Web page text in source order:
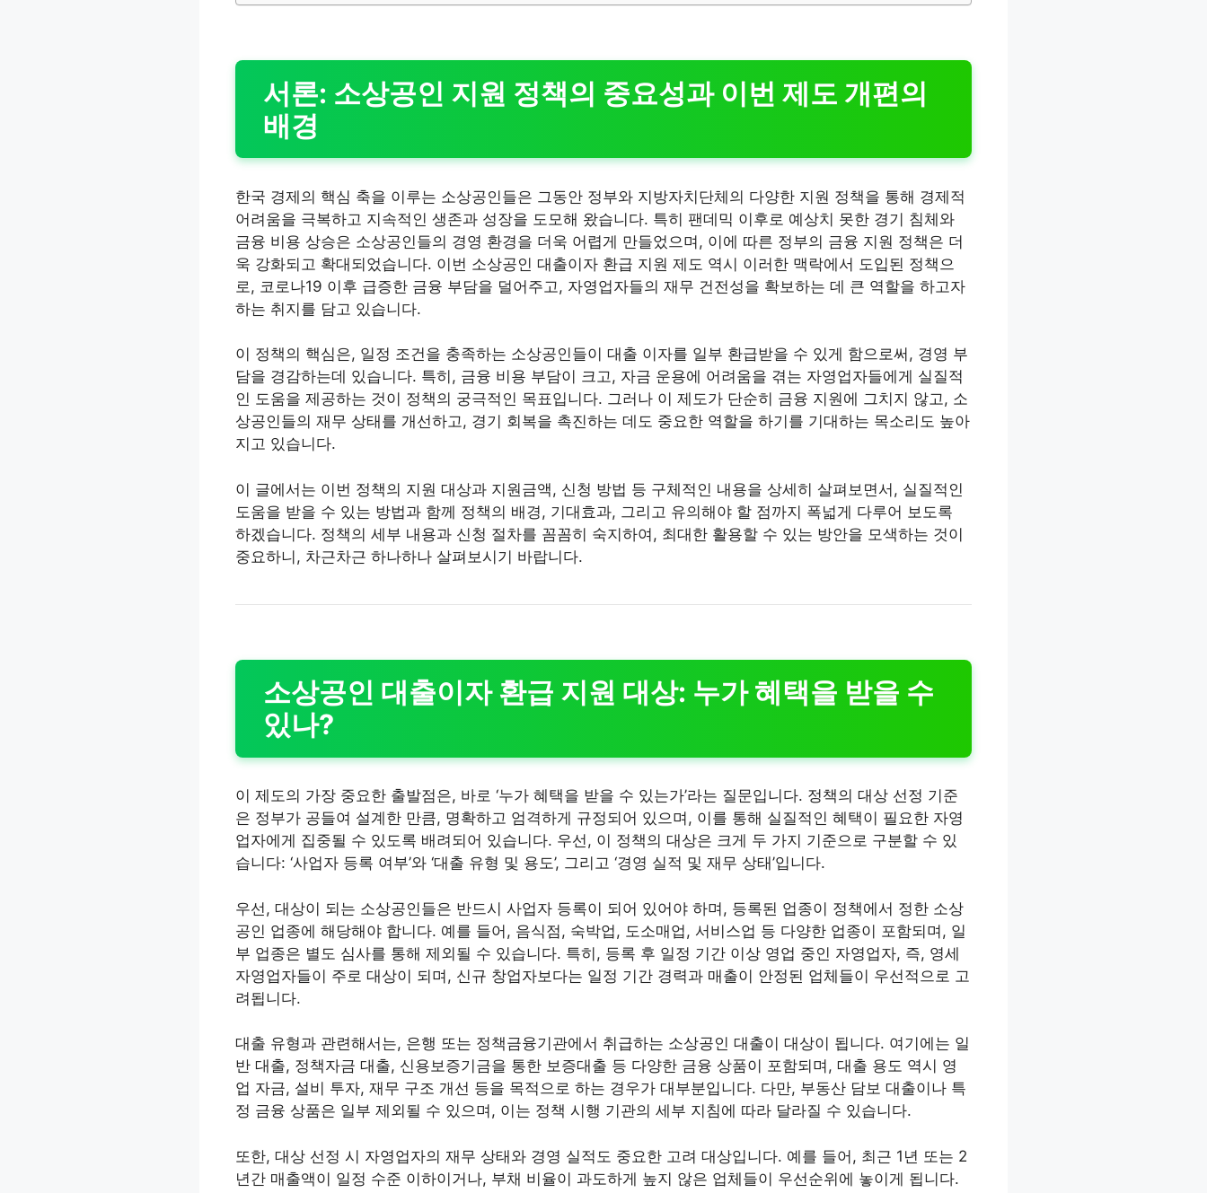
서론: 소상공인 지원 정책의 중요성과 이번 제도 개편의
배경
한국 경제의 핵심 축을 이루는 소상공인들은 그동안 정부와 지방자치단체의 다양한 지원 정책을 통해 경제적
어려움을 극복하고 지속적인 생존과 성장을 도모해 왔습니다. 특히 팬데믹 이후로 예상치 못한 경기 침체와
금융 비용 상승은 소상공인들의 경영 환경을 더욱 어렵게 만들었으며, 이에 따른 정부의 금융 지원 정책은 더
욱 강화되고 확대되었습니다. 이번 소상공인 대출이자 환급 지원 제도 역시 이러한 맥락에서 도입된 정책으
로, 코로나19 이후 급증한 금융 부담을 덜어주고, 자영업자들의 재무 건전성을 확보하는 데 큰 역할을 하고자
하는 취지를 담고 있습니다.
이 정책의 핵심은, 일정 조건을 충족하는 소상공인들이 대출 이자를 일부 환급받을 수 있게 함으로써, 경영 부
담을 경감하는데 있습니다. 특히, 금융 비용 부담이 크고, 자금 운용에 어려움을 겪는 자영업자들에게 실질적
인 도움을 제공하는 것이 정책의 궁극적인 목표입니다. 그러나 이 제도가 단순히 금융 지원에 그치지 않고, 소
상공인들의 재무 상태를 개선하고, 경기 회복을 촉진하는 데도 중요한 역할을 하기를 기대하는 목소리도 높아
지고 있습니다.
이 글에서는 이번 정책의 지원 대상과 지원금액, 신청 방법 등 구체적인 내용을 상세히 살펴보면서, 실질적인
도움을 받을 수 있는 방법과 함께 정책의 배경, 기대효과, 그리고 유의해야 할 점까지 폭넓게 다루어 보도록
하겠습니다. 정책의 세부 내용과 신청 절차를 꼼꼼히 숙지하여, 최대한 활용할 수 있는 방안을 모색하는 것이
중요하니, 차근차근 하나하나 살펴보시기 바랍니다.
소상공인 대출이자 환급 지원 대상: 누가 혜택을 받을 수
있나?
이 제도의 가장 중요한 출발점은, 바로 ‘누가 혜택을 받을 수 있는가’라는 질문입니다. 정책의 대상 선정 기준
은 정부가 공들여 설계한 만큼, 명확하고 엄격하게 규정되어 있으며, 이를 통해 실질적인 혜택이 필요한 자영
업자에게 집중될 수 있도록 배려되어 있습니다. 우선, 이 정책의 대상은 크게 두 가지 기준으로 구분할 수 있
습니다: ‘사업자 등록 여부’와 ‘대출 유형 및 용도’, 그리고 ‘경영 실적 및 재무 상태’입니다.
우선, 대상이 되는 소상공인들은 반드시 사업자 등록이 되어 있어야 하며, 등록된 업종이 정책에서 정한 소상
공인 업종에 해당해야 합니다. 예를 들어, 음식점, 숙박업, 도소매업, 서비스업 등 다양한 업종이 포함되며, 일
부 업종은 별도 심사를 통해 제외될 수 있습니다. 특히, 등록 후 일정 기간 이상 영업 중인 자영업자, 즉, 영세
자영업자들이 주로 대상이 되며, 신규 창업자보다는 일정 기간 경력과 매출이 안정된 업체들이 우선적으로 고
려됩니다.
대출 유형과 관련해서는, 은행 또는 정책금융기관에서 취급하는 소상공인 대출이 대상이 됩니다. 여기에는 일
반 대출, 정책자금 대출, 신용보증기금을 통한 보증대출 등 다양한 금융 상품이 포함되며, 대출 용도 역시 영
업 자금, 설비 투자, 재무 구조 개선 등을 목적으로 하는 경우가 대부분입니다. 다만, 부동산 담보 대출이나 특
정 금융 상품은 일부 제외될 수 있으며, 이는 정책 시행 기관의 세부 지침에 따라 달라질 수 있습니다.
또한, 대상 선정 시 자영업자의 재무 상태와 경영 실적도 중요한 고려 대상입니다. 예를 들어, 최근 1년 또는 2
년간 매출액이 일정 수준 이하이거나, 부채 비율이 과도하게 높지 않은 업체들이 우선순위에 놓이게 됩니다.